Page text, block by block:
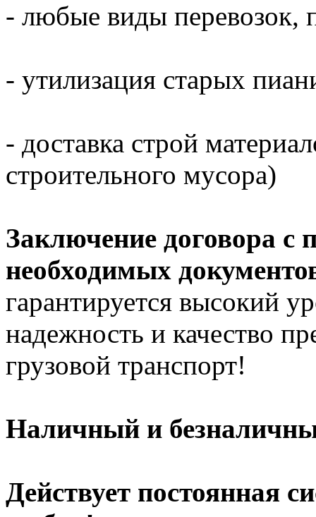
- любые виды перевозок,
- утилизация старых
- доставка строй
строительного мусора)
Заключение договора с
необходимых
гарантируется высокий
надежность и качество
грузовой транспорт!
Наличный и
Действует постоянная